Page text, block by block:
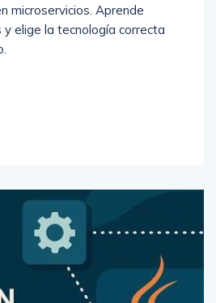
microservicios. Aprende
elige la tecnología correcta